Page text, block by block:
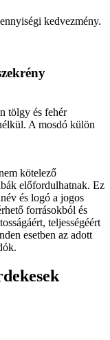
kedvezmény.
tölgy és fehér
A mosdó külön
kötelező
előfordulhatnak. Ez
és logó a jogos
forrásokból és
teljességéért
esetben az adott